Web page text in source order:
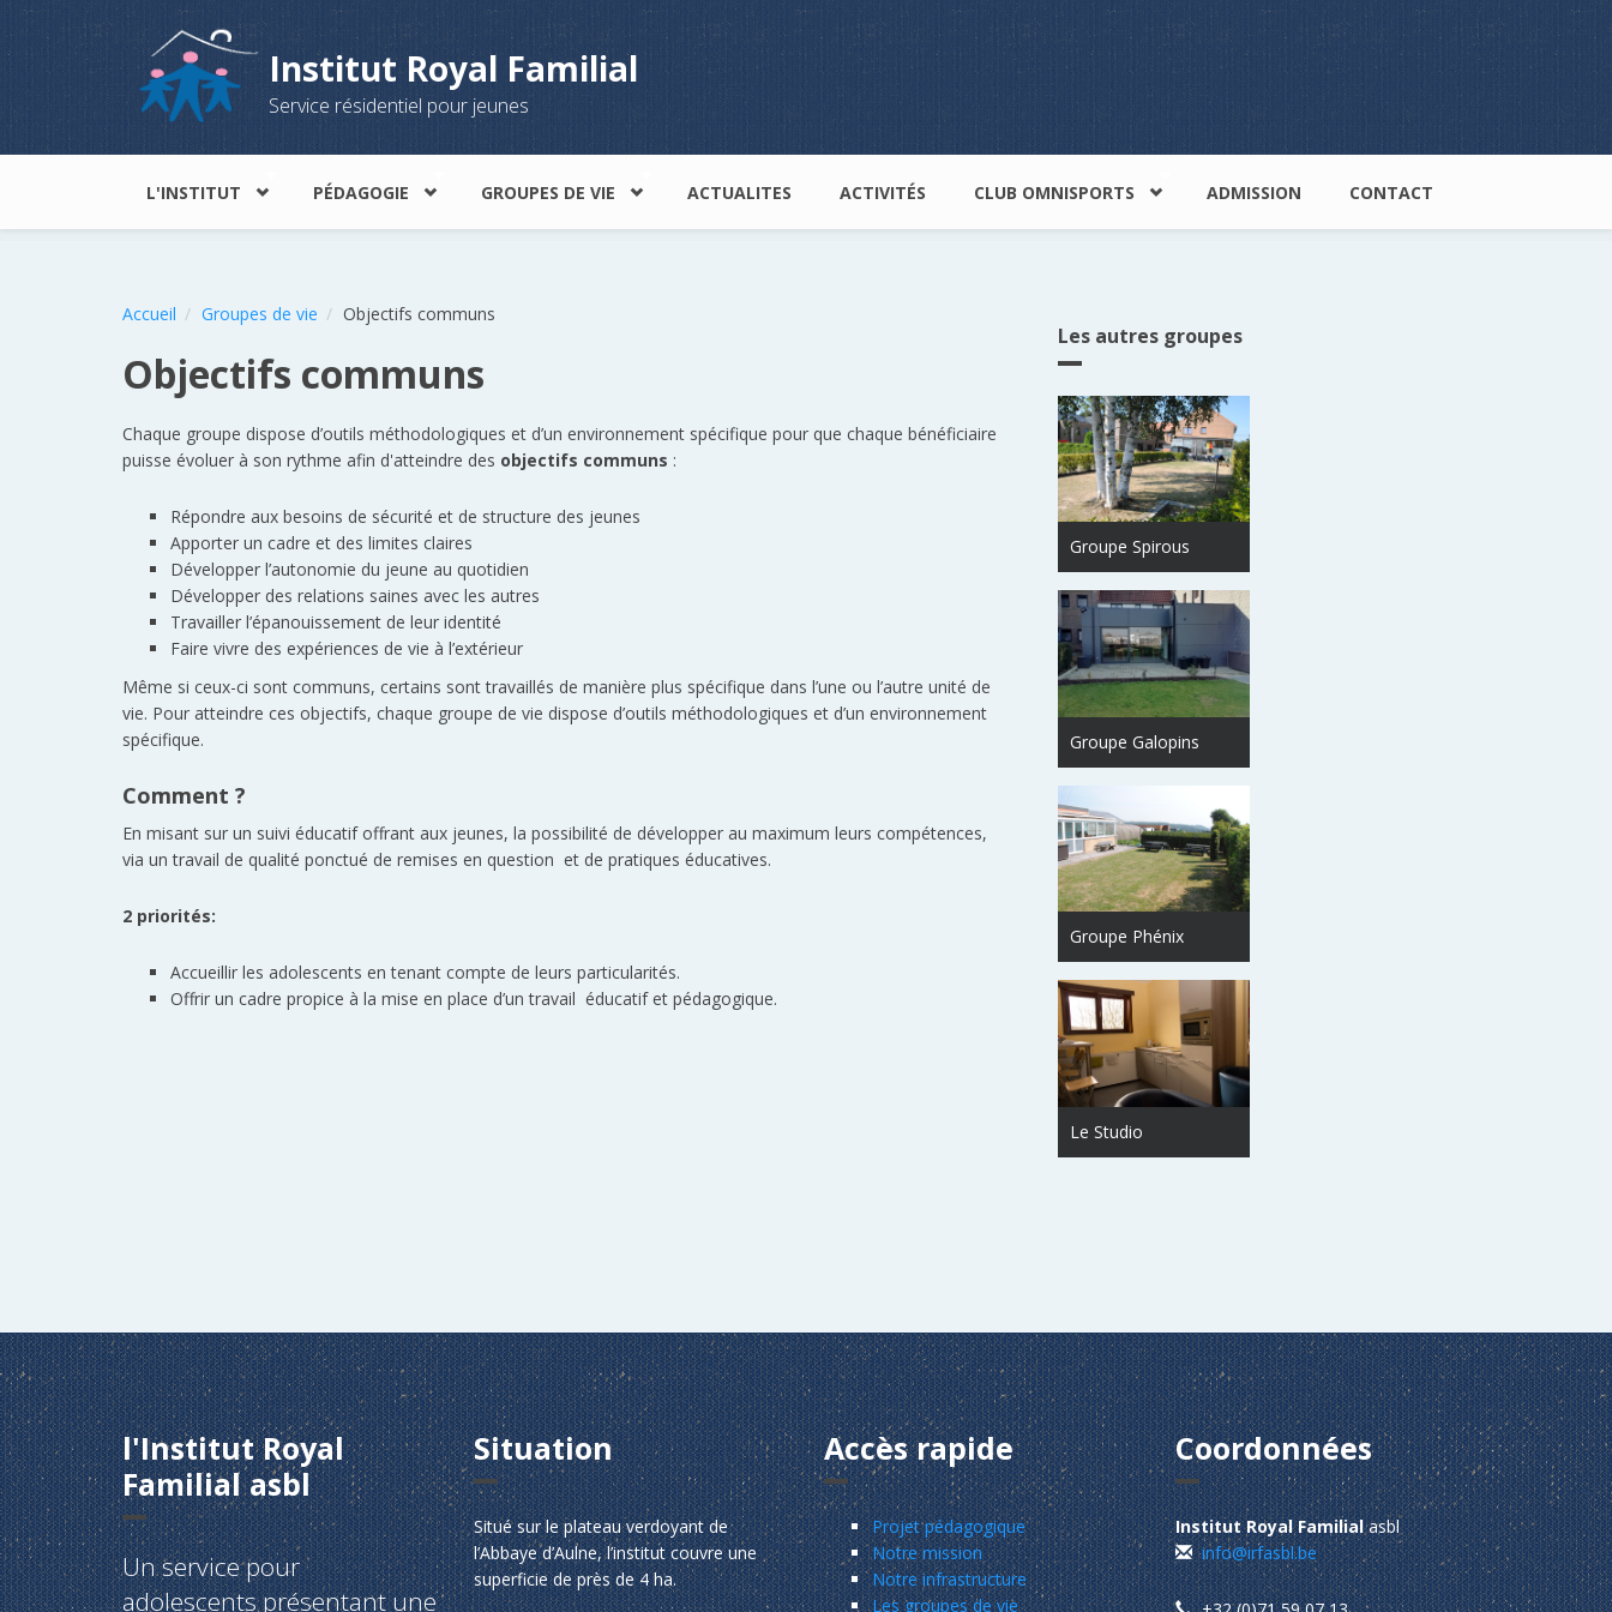
Aller au contenu principal
Institut Royal Familial
Service résidentiel pour jeunes
L'INSTITUT PÉDAGOGIE GROUPES DE VIE ACTUALITES ACTIVITÉS CLUB OMNISPORTS ADMISSION CONTACT
Accueil Groupes de vie Objectifs communs
Objectifs communs
Chaque groupe dispose d’outils méthodologiques et d’un environnement spécifique pour que chaque bénéficiaire
puisse évoluer à son rythme afin d'atteindre des objectifs communs :
Répondre aux besoins de sécurité et de structure des jeunes
Apporter un cadre et des limites claires
Développer l’autonomie du jeune au quotidien
Développer des relations saines avec les autres
Travailler l’épanouissement de leur identité
Faire vivre des expériences de vie à l’extérieur
Même si ceux-ci sont communs, certains sont travaillés de manière plus spécifique dans l’une ou l’autre unité de
vie. Pour atteindre ces objectifs, chaque groupe de vie dispose d’outils méthodologiques et d’un environnement
spécifique.
Comment ?
En misant sur un suivi éducatif offrant aux jeunes, la possibilité de développer au maximum leurs compétences,
via un travail de qualité ponctué de remises en question et de pratiques éducatives.
2 priorités:
Accueillir les adolescents en tenant compte de leurs particularités.
Offrir un cadre propice à la mise en place d’un travail éducatif et pédagogique.
Les autres groupes
Groupe Spirous
Groupe Galopins
Groupe Phénix
Le Studio
l'Institut Royal
Familial asbl
Un service pour
adolescents présentant une
Situation
Situé sur le plateau verdoyant de
l’Abbaye d’Aulne, l’institut couvre une
superficie de près de 4 ha.
Accès rapide
Projet pédagogique
Notre mission
Notre infrastructure
Les groupes de vie
Coordonnées
Institut Royal Familialasbl
info@irfasbl.be